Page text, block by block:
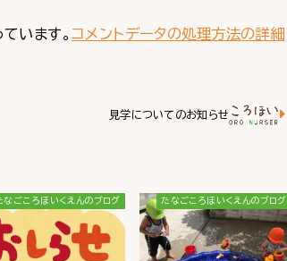
います。 コメントデータの処理方法の詳細
見学についてのお知らせ
なごころほいくえんのブログ たなごころほいくえんのブログ